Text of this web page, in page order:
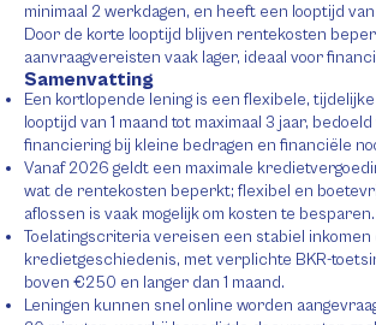
minimaal 2 werkdagen, en heeft een looptijd van
Door de korte looptijd blijven rentekosten
aanvraagvereisten vaak lager, ideaal voor
Samenvatting
Een kortlopende lening is een flexibele,
looptijd van 1 maand tot maximaal 3 jaar,
financiering bij kleine bedragen en financiële
Vanaf 2026 geldt een maximale
wat de rentekosten beperkt; flexibel en
aflossen is vaak mogelijk om kosten te besparen.
Toelatingscriteria vereisen een stabiel inkomen
kredietgeschiedenis, met verplichte BKR-
boven €250 en langer dan 1 maand.
Leningen kunnen snel online worden